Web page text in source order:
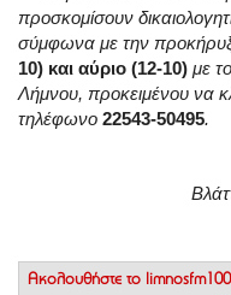
προσκομίσουν
σύμφωνα με την
10) και αύριο (12-10) με
Λήμνου, προκειμένου να
τηλέφωνο 22543-50495.
Ο
Βλάττας –
Ακολουθήστε το